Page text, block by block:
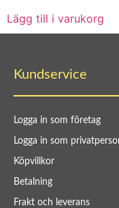
Lägg till i varukorg
Kundservice
Logga in som företag
Logga in som
Köpvillkor
Betalning
Frakt och leverans